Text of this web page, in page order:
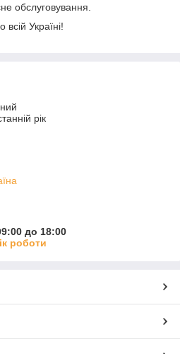
обслуговування.
Україні!
рік
до 18:00
роботи